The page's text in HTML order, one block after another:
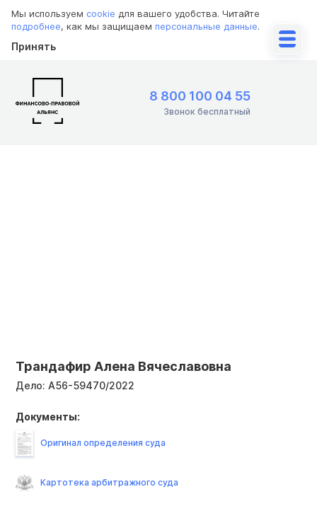
Мы используем cookie для вашего удобства. Читайте
подробнее, как мы защищаем персональные данные.
Принять
8 800 100 04 55
Звонок бесплатный
Трандафир Алена Вячеславовна
Дело: А56-59470/2022
Документы:
Оригинал определения суда
Картотека арбитражного суда